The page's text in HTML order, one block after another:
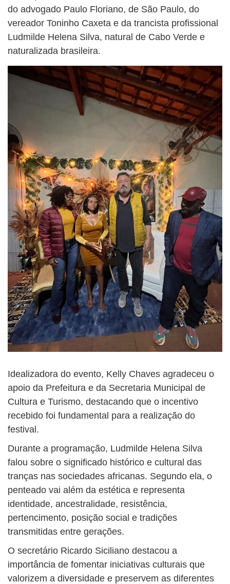
do advogado Paulo Floriano, de São Paulo, do
vereador Toninho Caxeta e da trancista profissional
Ludmilde Helena Silva, natural de Cabo Verde e
naturalizada brasileira.
Idealizadora do evento, Kelly Chaves agradeceu o
apoio da Prefeitura e da Secretaria Municipal de
Cultura e Turismo, destacando que o incentivo
recebido foi fundamental para a realização do
festival.
Durante a programação, Ludmilde Helena Silva
falou sobre o significado histórico e cultural das
tranças nas sociedades africanas. Segundo ela, o
penteado vai além da estética e representa
identidade, ancestralidade, resistência,
pertencimento, posição social e tradições
transmitidas entre gerações.
O secretário Ricardo Siciliano destacou a
importância de fomentar iniciativas culturais que
valorizem a diversidade e preservem as diferentes